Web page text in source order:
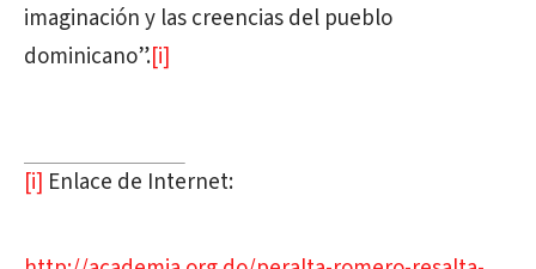
imaginación y las creencias del pueblo
dominicano”.[i]
[i] Enlace de Internet: